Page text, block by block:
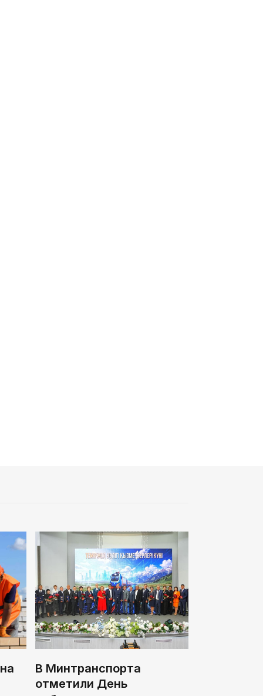
В Минтранспорта
отметили День